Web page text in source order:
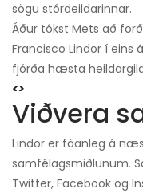
sögu stórdeildarinnar.
Áður tókst Mets að
Francisco Lindor í eins
fjórða hæsta
<>
Viðvera
Lindor er fáanleg á
samfélagsmiðlunum.
Twitter, Facebook og